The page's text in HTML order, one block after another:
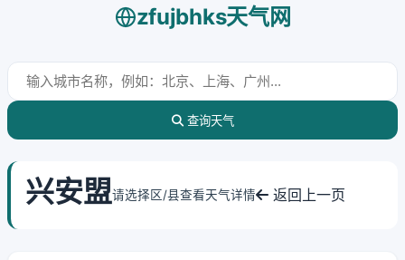
zfujbhks天气网
查询天气
兴安盟请选择区/县查看天气详情 返回上一页